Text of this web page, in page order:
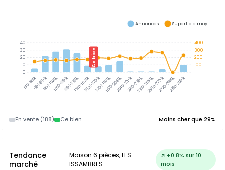
510-680k680-850k850-1020k1020-1190k1190-1360k1360-1530k1530-1700k1700-1870k1870-2040k2040-2210k2210-2380k2380-2550k2550-2720k2720-2890k2890-3060k
Ce bien
400
300
200
100
40
30
20
10
0
Annonces Superficie moy.
En vente (188) Ce bien Moins cher que 29%
Tendance
marché
Maison 6 pièces, LES
ISSAMBRES
↗ +0.8% sur 10
mois